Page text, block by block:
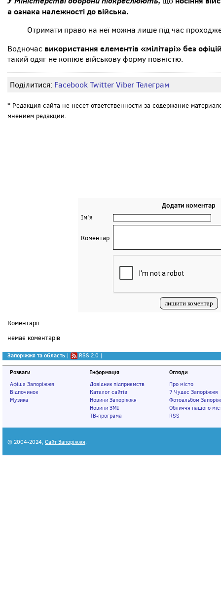
а ознака належності до війська.
Отримати право на неї можна лише під час
Водночас використання елементів «мілітарі» без
такий одяг не копіює військову форму повністю.
Поділитися: FacebookTwitterViberТелеграм
* Редакция сайта не несет ответственности за содержание
мнением редакции.
Додати коментар
Ім'я
Коментар
Коментарії:
немає коментарів
Запоріжжя та область | RSS 2.0 |
Розваги
Афіша Запоріжжя
Відпочинок
Музика
Інформація
Довідник підприємств
Каталог сайтів
Новини Запоріжжя
Новини ЗМІ
ТВ-програма
Огляди
Про місто
7 Чудес Запоріжжя
Фотоальбом
Обличчя нашого
RSS
© 2004-2024, Сайт Запоріжжя.